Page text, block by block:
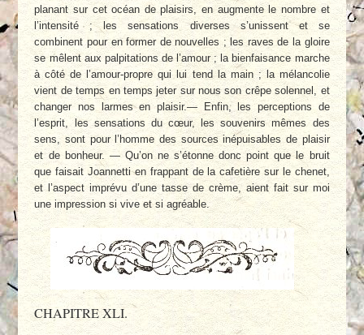
planant sur cet océan de plaisirs, en augmente le nombre et
l’intensité ; les sensations diverses s’unissent et se
combinent pour en former de nouvelles ; les raves de la gloire
se mêlent aux palpitations de l’amour ; la bienfaisance marche
à côté de l’amour-propre qui lui tend la main ; la mélancolie
vient de temps en temps jeter sur nous son crêpe solennel, et
changer nos larmes en plaisir.— Enfin, les perceptions de
l’esprit, les sensations du cœur, les souvenirs mêmes des
sens, sont pour l’homme des sources inépuisables de plaisir
et de bonheur. — Qu’on ne s’étonne donc point que le bruit
que faisait Joannetti en frappant de la cafetière sur le chenet,
et l’aspect imprévu d’une tasse de crème, aient fait sur moi
une impression si vive et si agréable.
CHAPITRE XLI.